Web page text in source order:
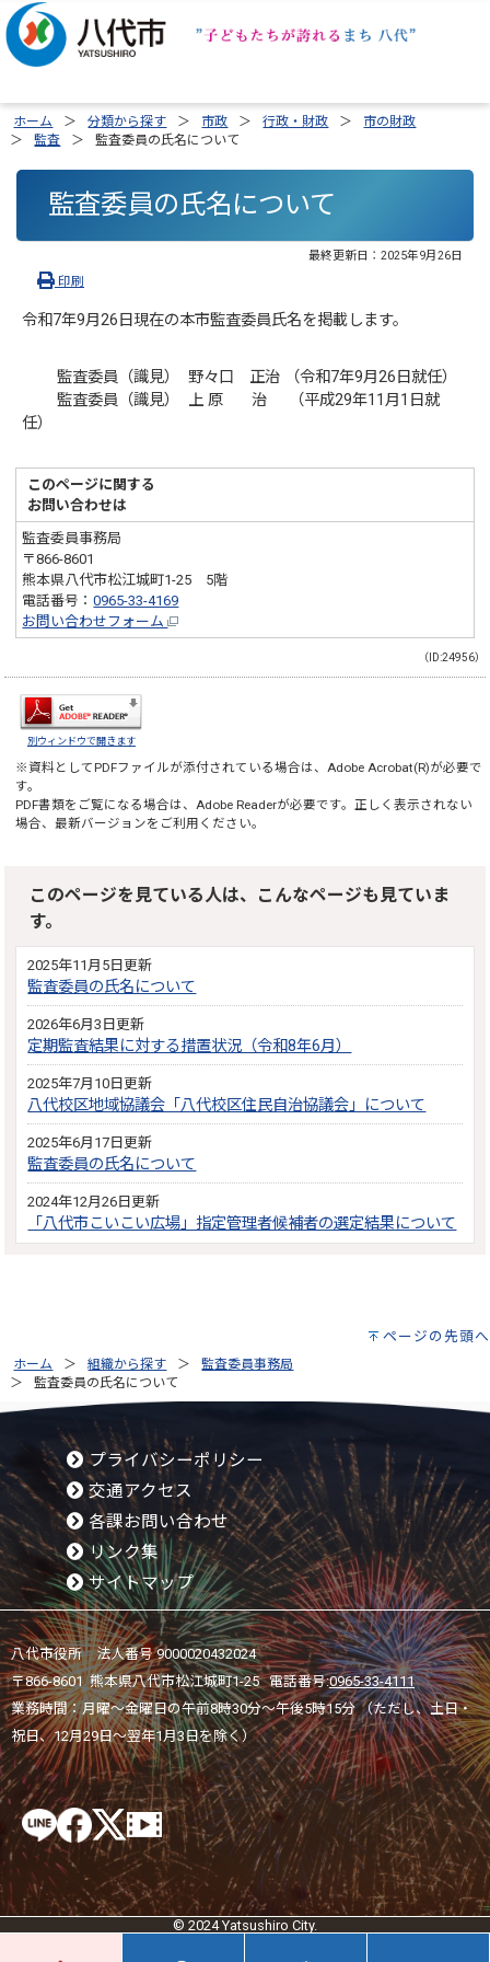
ホーム 分類から探す 市政 行政・財政
市の財政
監査
監査委員の氏名について
監査委員の氏名について
最終更新日： 2025年9月26日
印刷
令和7年9月26日現在の本市監査委員氏名を掲載します。
監査委員（識見） 野々口 正治 （令和7年9月26日就任）
監査委員（識見） 上 原 治 （平成29年11月1日就
任）
このページに関する
お問い合わせは
監査委員事務局
〒866-8601
熊本県八代市松江城町1-25 5階
電話番号：0965-33-4169
お問い合わせフォーム
（ID:24956）
別ウィンドウで開きます
※資料としてPDFファイルが添付されている場合は、 Adobe Acrobat(R)が必要で
す。
PDF書類をご覧になる場合は、 Adobe Readerが必要です。正しく表示されない
場合、最新バージョンをご利用ください。
このページを見ている人は、こんなページも見ていま
す。
2025年11月5日更新
監査委員の氏名について
2026年6月3日更新
定期監査結果に対する措置状況（令和8年6月）
2025年7月10日更新
八代校区地域協議会「八代校区住民自治協議会」について
2025年6月17日更新
監査委員の氏名について
2024年12月26日更新
「八代市こいこい広場」指定管理者候補者の選定結果について
ページの先頭へ
ホーム 組織から探す
監査委員事務局
監査委員の氏名について
プライバシーポリシー
交通アクセス
各課お問い合わせ
リンク集
サイトマップ
八代市役所 法人番号 9000020432024
〒866-8601 熊本県八代市松江城町1-25 電話番号:0965-33-4111
業務時間：月曜～金曜日の午前8時30分～午後5時15分 （ただし、土日・
祝日、12月29日～翌年1月3日を除く）
© 2024 Yatsushiro City.